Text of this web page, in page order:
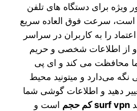
ویژه برای دستگاه های تلفن
سرعت فوق العاده سریع
را به کاربران در سراسر
و از اطلاعات شخصی و حریم
می کند و ای پی
می‌دارد و میتونید محیط
دهید و اطلاعات گوشی شما
surf vpn کم حجم
است و